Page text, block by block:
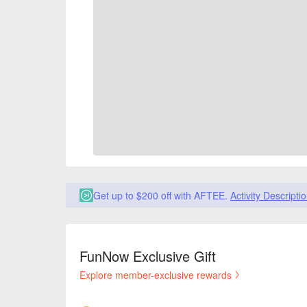
Get up to $200 off with AFTEE. Activity
FunNow Exclusive Gift
Explore member-exclusive rewards